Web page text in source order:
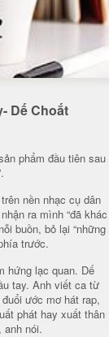
Dế Choắt
phẩm đầu tiên sau
nền nhạc cụ dân
ra mình “đã khác
buồn, bỏ lại “những
trước.
hứng lạc quan. Dế
tay. Anh viết ca từ
ước mơ hát rap,
phát hay xuất thân
anh nói.